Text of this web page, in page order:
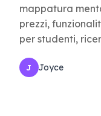
mappatura
prezzi,
per studenti,
J Joyce